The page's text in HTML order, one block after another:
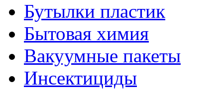
Бутылки пластик
Бытовая химия
Вакуумные пакеты
Инсектициды